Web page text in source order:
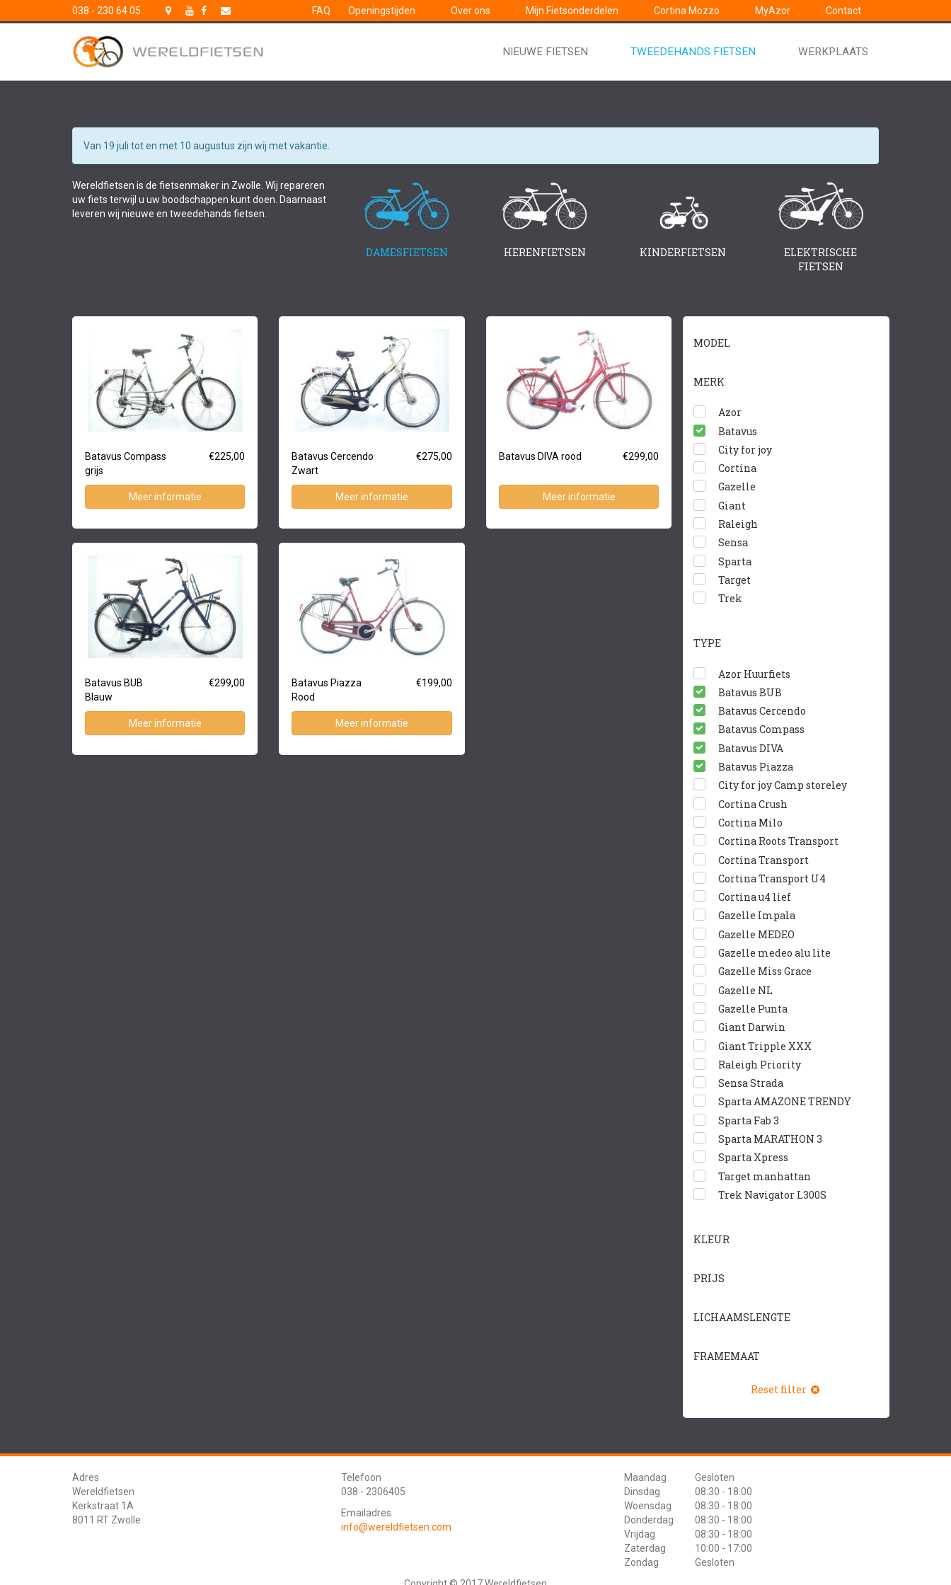
038 - 230 64 05 FAQ Openingstijden Over ons Mijn Fietsonderdelen Cortina Mozzo MyAzor Contact
NIEUWE FIETSEN TWEEDEHANDS FIETSEN WERKPLAATS
Van 19 juli tot en met 10 augustus zijn wij met vakantie.
Wereldfietsen is de fietsenmaker in Zwolle. Wij repareren
uw fiets terwijl u uw boodschappen kunt doen. Daarnaast
leveren wij nieuwe en tweedehands fietsen.
DAMESFIETSEN HERENFIETSEN KINDERFIETSEN
ELEKTRISCHE
FIETSEN
Batavus Compass
grijs
€225,00
Meer informatie
Batavus Cercendo
Zwart
€275,00
Meer informatie
Batavus DIVA rood €299,00
Meer informatie
Batavus BUB
Blauw
€299,00
Meer informatie
Batavus Piazza
Rood
€199,00
Meer informatie
MODEL
MERK
Azor
Batavus
City for joy
Cortina
Gazelle
Giant
Raleigh
Sensa
Sparta
Target
Trek
TYPE
Azor Huurfiets
Batavus BUB
Batavus Cercendo
Batavus Compass
Batavus DIVA
Batavus Piazza
City for joy Camp storeley
Cortina Crush
Cortina Milo
Cortina Roots Transport
Cortina Transport
Cortina Transport U4
Cortina u4 lief
Gazelle Impala
Gazelle MEDEO
Gazelle medeo alu lite
Gazelle Miss Grace
Gazelle NL
Gazelle Punta
Giant Darwin
Giant Tripple XXX
Raleigh Priority
Sensa Strada
Sparta AMAZONE TRENDY
Sparta Fab 3
Sparta MARATHON 3
Sparta Xpress
Target manhattan
Trek Navigator L300S
KLEUR
PRIJS
LICHAAMSLENGTE
FRAMEMAAT
Reset filter
Adres
Wereldfietsen
Kerkstraat 1A
8011 RT Zwolle
Telefoon
038 - 2306405
Emailadres
info@wereldfietsen.com
Maandag
Gesloten
Dinsdag
08:30 - 18:00
Woensdag
08:30 - 18:00
Donderdag
08:30 - 18:00
Vrijdag
08:30 - 18:00
Zaterdag
10:00 - 17:00
Zondag
Gesloten